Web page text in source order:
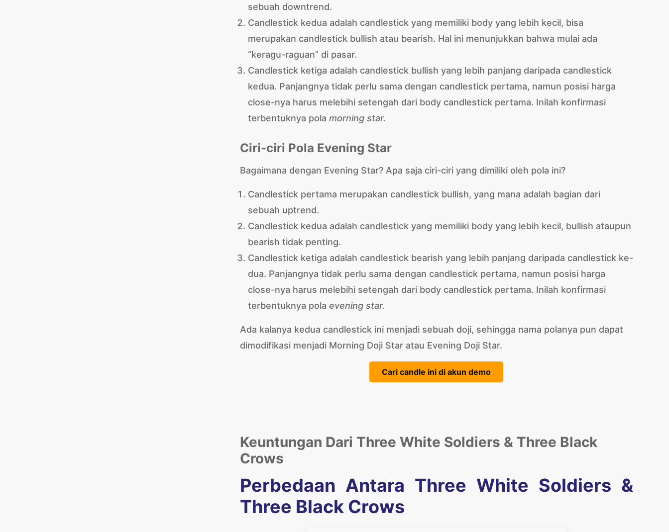
sebuah downtrend.
Candlestick kedua adalah candlestick yang memiliki body yang lebih kecil, bisa
merupakan candlestick bullish atau bearish. Hal ini menunjukkan bahwa mulai ada
“keragu-raguan” di pasar.
Candlestick ketiga adalah candlestick bullish yang lebih panjang daripada candlestick
kedua. Panjangnya tidak perlu sama dengan candlestick pertama, namun posisi harga
close-nya harus melebihi setengah dari body candlestick pertama. Inilah konfirmasi
terbentuknya pola morning star.
Ciri-ciri Pola Evening Star
Bagaimana dengan Evening Star? Apa saja ciri-ciri yang dimiliki oleh pola ini?
Candlestick pertama merupakan candlestick bullish, yang mana adalah bagian dari
sebuah uptrend.
Candlestick kedua adalah candlestick yang memiliki body yang lebih kecil, bullish ataupun
bearish tidak penting.
Candlestick ketiga adalah candlestick bearish yang lebih panjang daripada candlestick ke-
dua. Panjangnya tidak perlu sama dengan candlestick pertama, namun posisi harga
close-nya harus melebihi setengah dari body candlestick pertama. Inilah konfirmasi
terbentuknya pola evening star.
Ada kalanya kedua candlestick ini menjadi sebuah doji, sehingga nama polanya pun dapat
dimodifikasi menjadi Morning Doji Star atau Evening Doji Star.
Cari candle ini di akun demo
Keuntungan Dari Three White Soldiers & Three Black
Crows
Perbedaan Antara Three White Soldiers &
Three Black Crows